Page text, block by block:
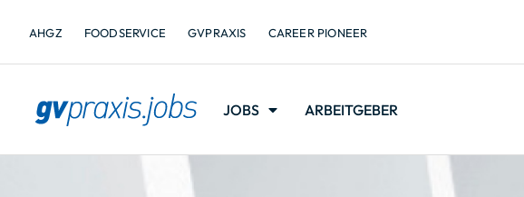
AHGZ FOODSERVICE GVPRAXIS CAREER PIONEER
JOBS ARBEITGEBER